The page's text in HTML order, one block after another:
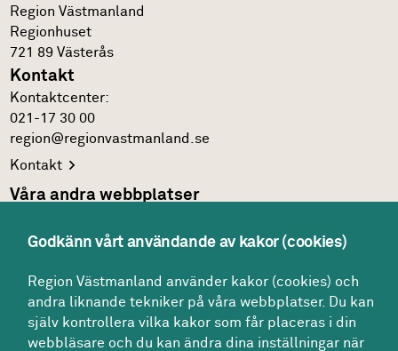
Region Västmanland
Regionhuset
721 89 Västerås
Kontakt
Kontakt­center:
021-17 30 00
region@regionvastmanland.se
Kontakt
Våra andra webbplatser
Region Västmanlandsintranät
Följ oss
Facebook
LinkedIn
Godkänn vårt användande av kakor (cookies)
Region Västmanland använder kakor (cookies) och
andra liknande tekniker på våra webbplatser. Du kan
själv kontrollera vilka kakor som får placeras i din
webbläsare och du kan ändra dina inställningar när